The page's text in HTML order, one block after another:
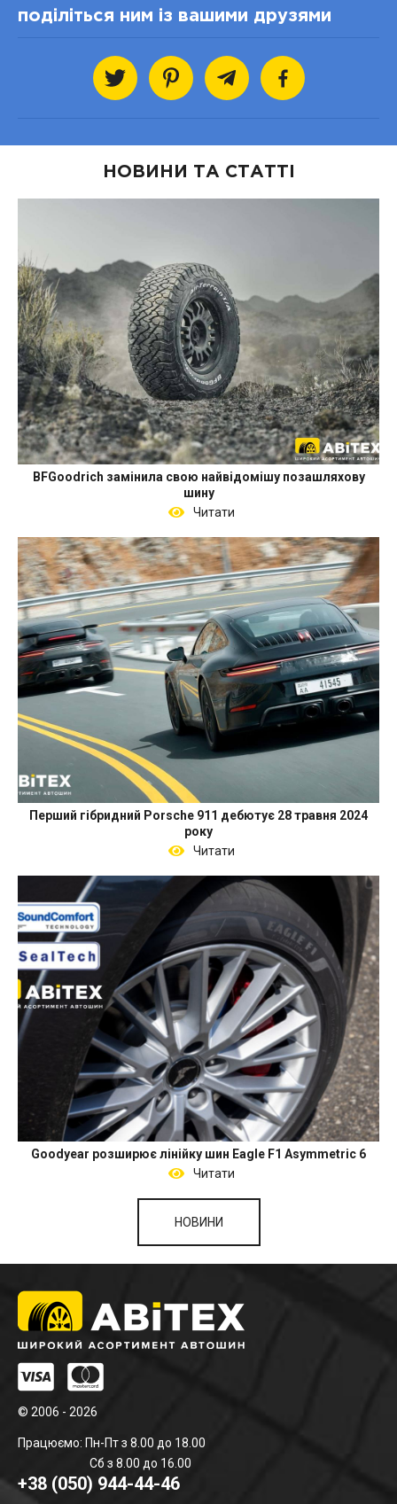
поділіться ним із вашими друзями
НОВИНИ ТА СТАТТІ
BFGoodrich замінила свою найвідомішу позашляхову
шину
Читати
Перший гібридний Porsche 911 дебютує 28 травня 2024
року
Читати
Goodyear розширює лінійку шин Eagle F1 Asymmetric 6
Читати
НОВИНИ
© 2006 - 2026
Працюємо: Пн-Пт з 8.00 до 18.00
Сб з 8.00 до 16.00
+38 (050) 944-44-46